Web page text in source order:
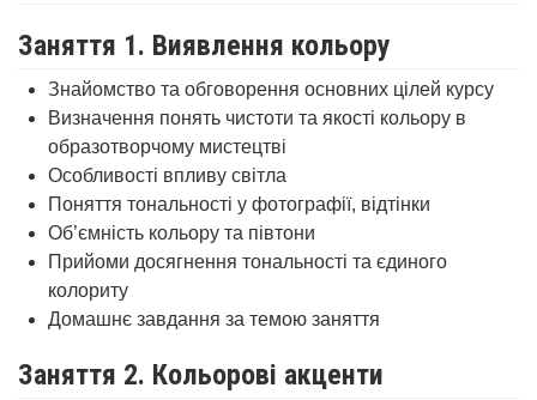
Заняття 1. Виявлення кольору
Знайомство та обговорення основних цілей курсу
Визначення понять чистоти та якості кольору в
образотворчому мистецтві
Особливості впливу світла
Поняття тональності у фотографії, відтінки
Об’ємність кольору та півтони
Прийоми досягнення тональності та єдиного
колориту
Домашнє завдання за темою заняття
Заняття 2. Кольорові акценти